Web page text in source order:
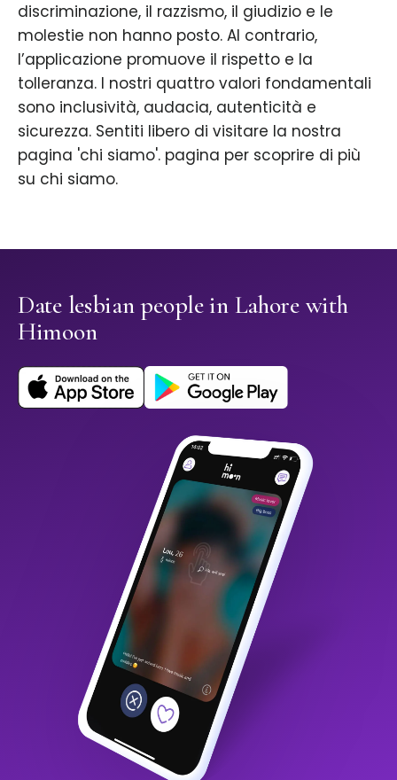
discriminazione, il razzismo, il giudizio e le
molestie non hanno posto. Al contrario,
l’applicazione promuove il rispetto e la
tolleranza. I nostri quattro valori fondamentali
sono inclusività, audacia, autenticità e
sicurezza. Sentiti libero di visitare la nostra
pagina 'chi siamo'. pagina per scoprire di più
su chi siamo.
Date lesbian people in Lahore with
Himoon